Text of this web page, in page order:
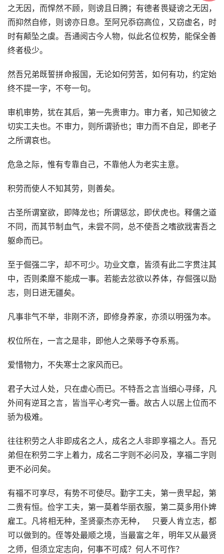
之无因，而悍然不顾，则谤且日腾；有德者畏疑谤之无因，
而抑然自修，则谤亦日息。至阿兄忝窃高位，又窃虚名，时
时有颠坠之虞。吾通阅古今人物，似此名位权势，能保全善
终者极少。
然吾兄弟既誓拼命报国，无论如何劳苦，如何有功，约定始
终不提一字，不夸一句。
审机审势，犹在其后，第一先贵审力。审力者，知己知彼之
切实工夫也。不审力，则所谓骄也；审力而不自足，即老子
之所谓哀也。
危急之际，惟有专靠自己，不靠他人为老实主意。
积劳而使人不知其劳，则善矣。
古圣所谓窒欲，即降龙也；所谓惩忿，即伏虎也。释儒之道
不同，而其节制血气，未尝不同，总不使吾之嗜欲戕害吾之
躯命而已。
至于倔强二字，却不可少。功业文章，皆须有此二字贯注其
中，否则柔靡不能成一事。若能去忿欲以养体，存倔强以励
志，则日进无疆矣。
凡事非气不举，非刚不济，即修身养家，亦须以明强为本。
权位所在，一言之是非，即他人之荣辱予夺系焉。
爱惜物力，不失寒士之家风而已。
君子大过人处，只在虚心而已。不特吾之言当细心寻绎，凡
外间有逆耳之言，皆当平心考究一番。故古人以居上位而不
骄为极难。
往往积劳之人非即成名之人，成名之人非即享福之人。吾兄
弟但在积劳二字上着力，成名二字则不必问及，享福二字则
更不必问矣。
有福不可享尽，有势不可使尽。勤字工夫，第一贵早起，第
二贵有恒。俭字工夫，第一莫着华丽衣服，第二莫多用仆婢
雇工。凡将相无种，圣贤豪杰亦无种，   只要人肯立志，都
可以做到的。侄等处最顺之境，当最富之年，明年又从最贤
之师，但须立定志向，何事不可成？何人不可作？